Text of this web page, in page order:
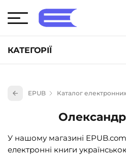
КАТЕГОРІЇ
Книги для дітей (835)
Книги для підлітків (240)
Науково-популярна література
Навчальна література та
EPUB Каталог
У нашому магазині
електронні книги